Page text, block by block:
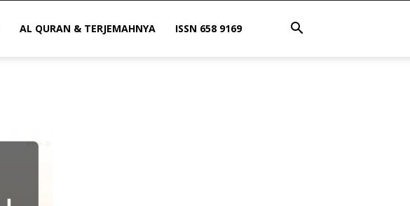
AL QURAN & TERJEMAHNYA ISSN 658 9169